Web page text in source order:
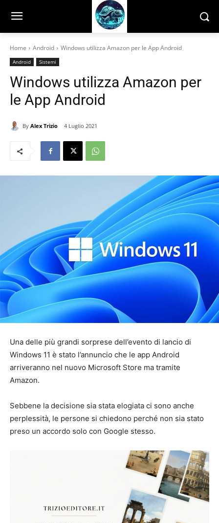
Home Android Windows utilizza Amazon per le App Android
Android Sistemi
Windows utilizza Amazon per
le App Android
By Alex Trizio 4 Luglio 2021
Una delle più grandi sorprese dell’evento di lancio di
Windows 11 è stato l’annuncio che le app Android
arriveranno nel nuovo Microsoft Store ma tramite
Amazon.
Sebbene la decisione sia stata elogiata ci sono anche
perplessità, le persone si chiedono perché non sia stato
preso un accordo solo con Google stesso.